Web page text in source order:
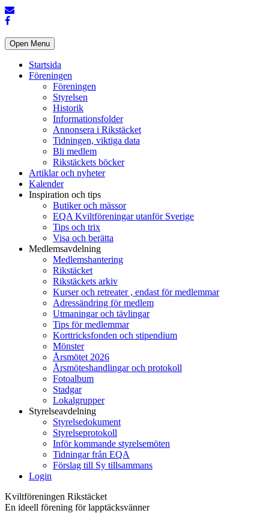
Open Menu
Startsida
Föreningen
Föreningen
Styrelsen
Historik
Informationsfolder
Annonsera i Rikstäcket
Tidningen, viktiga data
Bli medlem
Rikstäckets böcker
Artiklar och nyheter
Kalender
Inspiration och tips
Butiker och mässor
EQA Kviltföreningar utanför Sverige
Tips och trix
Visa och berätta
Medlemsavdelning
Medlemshantering
Rikstäcket
Rikstäckets arkiv
Kurser och retreater , endast för medlemmar
Adressändring för medlem
Utmaningar och tävlingar
Tips för medlemmar
Korttricksfonden och stipendium
Mönster
Årsmötet 2026
Årsmöteshandlingar och protokoll
Fotoalbum
Stadgar
Lokalgrupper
Styrelseavdelning
Styrelsedokument
Styrelseprotokoll
Inför kommande styrelsemöten
Tidningar från EQA
Förslag till Sy tillsammans
Login
Kviltföreningen Rikstäcket
En ideell förening för lapptäcksvänner